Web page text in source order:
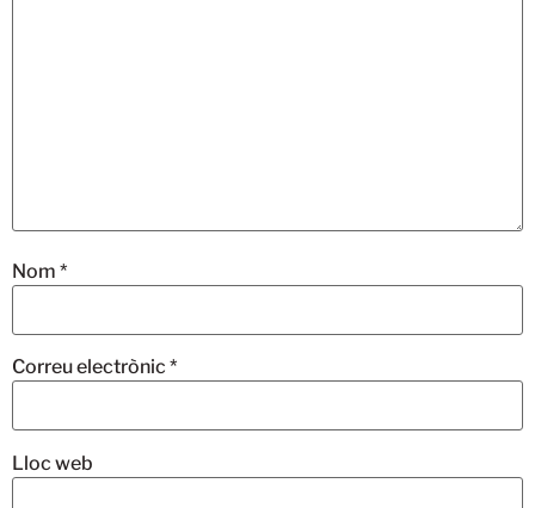
Nom *
Correu electrònic *
Lloc web